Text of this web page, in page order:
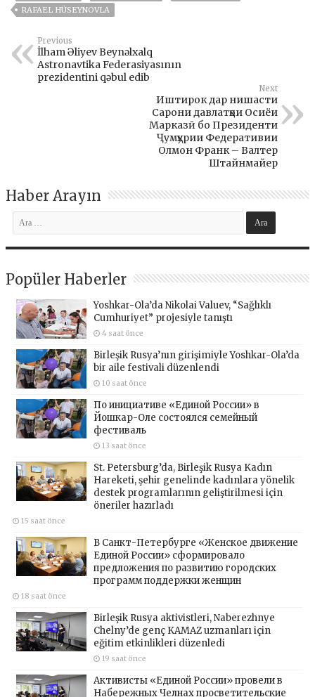
RAFAEL HÜSEYNOVLA
Previous
İlham Əliyev Beynəlxalq
Astronavtika Federasiyasının
prezidentini qəbul edib
Next
Иштирок дар нишасти
Сарони давлатҳои Осиёи
Марказӣ бо Президенти
Ҷумҳурии Федеративии
Олмон Франк – Валтер
Штайнмайер
Haber Arayın
Popüler Haberler
Yoshkar-Ola’da Nikolai Valuev, “Sağlıklı
Cumhuriyet” projesiyle tanıştı
4 saat önce
Birleşik Rusya’nın girişimiyle Yoshkar-Ola’da
bir aile festivali düzenlendi
10 saat önce
По инициативе «Единой России» в
Йошкар-Оле состоялся семейный
фестиваль
13 saat önce
St. Petersburg’da, Birleşik Rusya Kadın
Hareketi, şehir genelinde kadınlara yönelik
destek programlarının geliştirilmesi için
öneriler hazırladı
15 saat önce
В Санкт-Петербурге «Женское движение
Единой России» сформировало
предложения по развитию городских
программ поддержки женщин
18 saat önce
Birleşik Rusya aktivistleri, Naberezhnye
Chelny’de genç KAMAZ uzmanları için
eğitim etkinlikleri düzenledi
19 saat önce
Активисты «Единой России» провели в
Набережных Челнах просветительские